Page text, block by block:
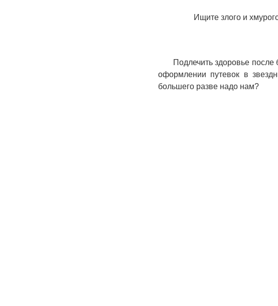
Ищите злого и
Подлечить здоровье
оформлении путевок в
большего разве надо нам?